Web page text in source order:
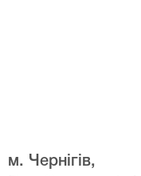
м. Чернігів,